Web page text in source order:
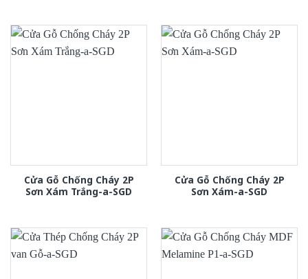
Cửa Gỗ Chống Cháy 2P
Sơn Xám Trắng-a-SGD
Cửa Gỗ Chống Cháy 2P
Sơn Xám-a-SGD